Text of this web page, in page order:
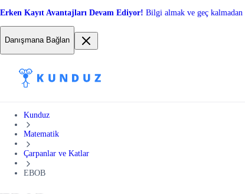
Erken Kayıt Avantajları Devam Ediyor! Bilgi almak ve geç kalmadan
Danışmana Bağlan
Kunduz
Matematik
Çarpanlar ve Katlar
EBOB